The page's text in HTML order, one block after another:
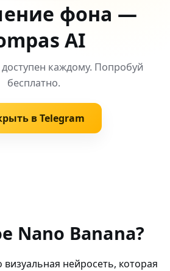
фона —
AI
каждому. Попробуй
бесплатно.
в Telegram
— AI-редактор без водяных
Nano Banana?
нейросеть, которая